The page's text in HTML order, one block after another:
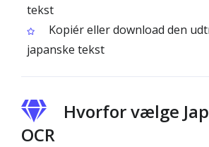
tekst
Kopiér eller download den
japanske tekst
Hvorfor vælge
OCR